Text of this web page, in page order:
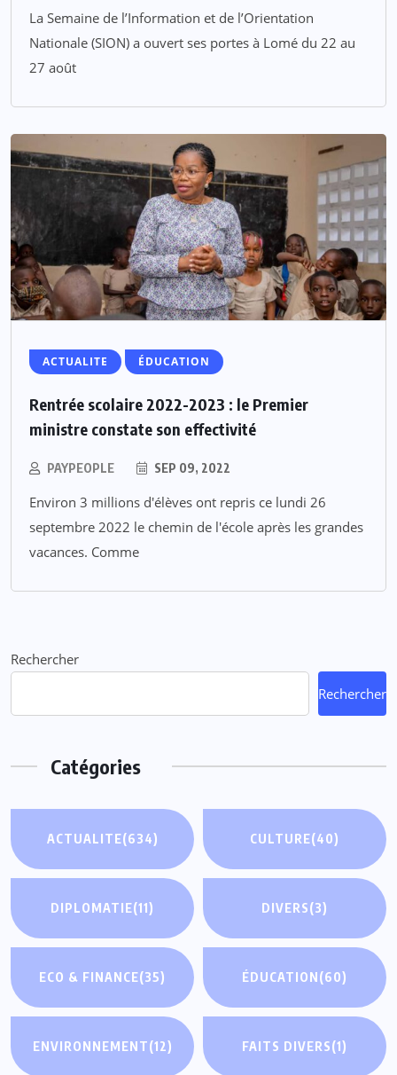
La Semaine de l’Information et de l’Orientation
Nationale (SION) a ouvert ses portes à Lomé du 22 au
27 août
ACTUALITE ÉDUCATION
Rentrée scolaire 2022-2023 : le Premier
ministre constate son effectivité
PAYPEOPLE SEP 09, 2022
Environ 3 millions d'élèves ont repris ce lundi 26
septembre 2022 le chemin de l'école après les grandes
vacances. Comme
Rechercher
Rechercher
Catégories
ACTUALITE(634) CULTURE(40)
DIPLOMATIE(11) DIVERS(3)
ECO & FINANCE(35) ÉDUCATION(60)
ENVIRONNEMENT(12) FAITS DIVERS(1)